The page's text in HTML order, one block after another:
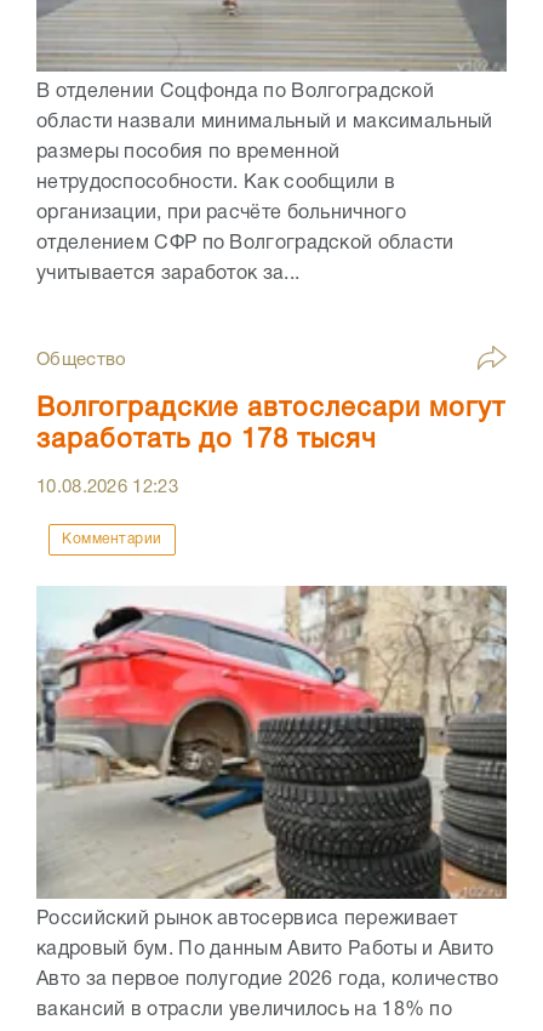
В отделении Соцфонда по Волгоградской
области назвали минимальный и максимальный
размеры пособия по временной
нетрудоспособности. Как сообщили в
организации, при расчёте больничного
отделением СФР по Волгоградской области
учитывается заработок за...
Общество
Волгоградские автослесари могут
заработать до 178 тысяч
10.08.2026 12:23
Комментарии
Российский рынок автосервиса переживает
кадровый бум. По данным Авито Работы и Авито
Авто за первое полугодие 2026 года, количество
вакансий в отрасли увеличилось на 18% по